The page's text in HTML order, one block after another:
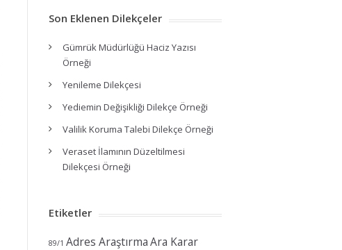
Son Eklenen Dilekçeler
Gümrük Müdürlüğü Haciz Yazısı
Örneği
Yenileme Dilekçesi
Yediemin Değişikliği Dilekçe Örneği
Valilik Koruma Talebi Dilekçe Örneği
Veraset İlamının Düzeltilmesi
Dilekçesi Örneği
Etiketler
89/1 Adres AraştırmaAra Karar